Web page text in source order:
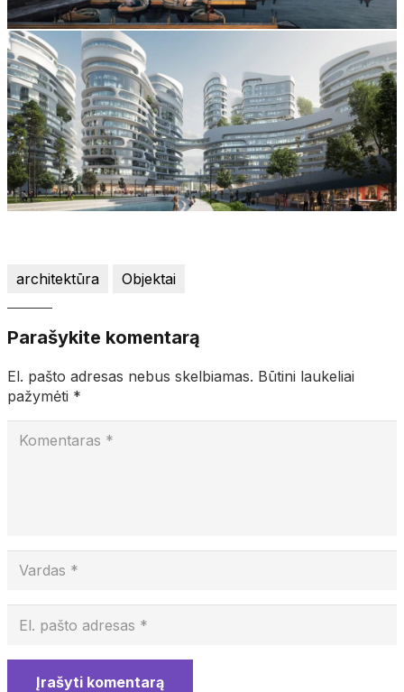
architektūra Objektai
Parašykite komentarą
El. pašto adresas nebus skelbiamas. Būtini laukeliai
pažymėti *
Įrašyti komentarą